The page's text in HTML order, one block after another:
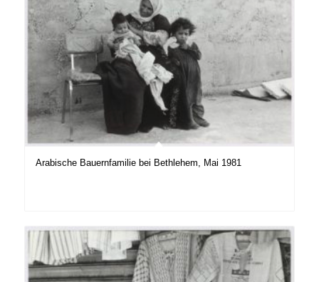
Arabische Bauernfamilie bei Bethlehem, Mai 1981